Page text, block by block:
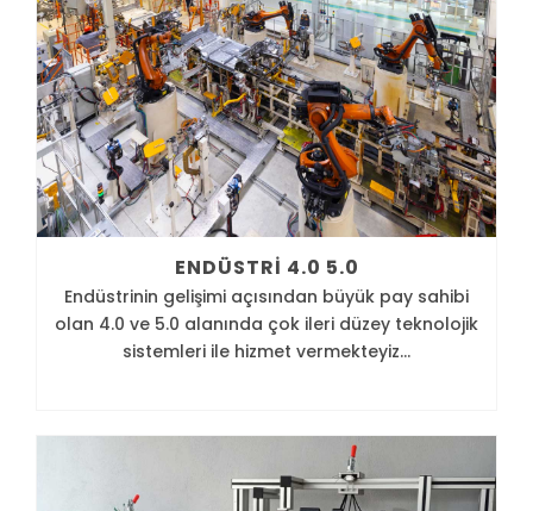
ENDÜSTRI 4.0 5.0
Endüstrinin gelişimi açısından büyük pay sahibi
olan 4.0 ve 5.0 alanında çok ileri düzey teknolojik
sistemleri ile hizmet vermekteyiz...